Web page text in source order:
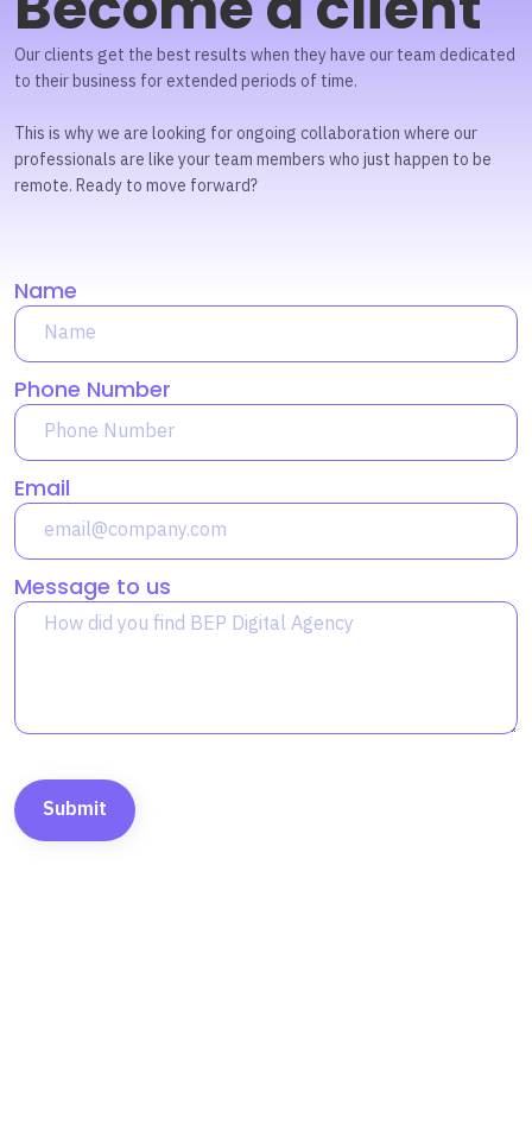
Our clients get the best results when they have our team dedicated
to their business for extended periods of time.
This is why we are looking for ongoing collaboration where our
professionals are like your team members who just happen to be
remote. Ready to move forward?
Name
Phone Number
Email
Message to us